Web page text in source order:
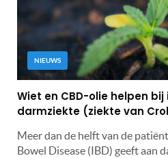
NIEUWS
Wiet en CBD-olie helpen
darmziekte (ziekte van
Meer dan de helft van de
Bowel Disease (IBD) geeft aan